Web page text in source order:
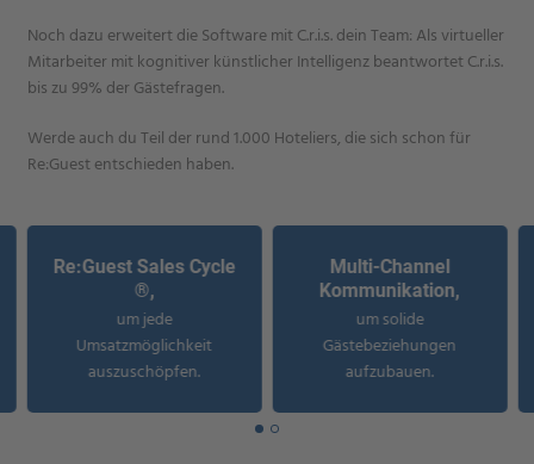
Noch dazu erweitert die Software mit C.r.i.s. dein Team: Als virtueller
Mitarbeiter mit kognitiver künstlicher Intelligenz beantwortet C.r.i.s.
bis zu 99% der Gästefragen.
Werde auch du Teil der rund 1.000 Hoteliers, die sich schon für
Re:Guest entschieden haben.
Re:Guest Sales Cycle
®,
um jede
Umsatzmöglichkeit
auszuschöpfen.
Multi-Channel
Kommunikation,
um solide
Gästebeziehungen
aufzubauen.